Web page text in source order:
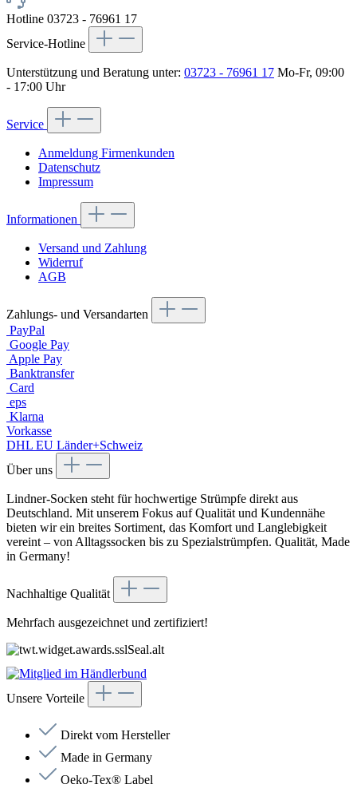
Hotline 03723 - 76961 17
Service-Hotline
Unterstützung und Beratung unter: 03723 - 76961 17 Mo-Fr, 09:00
- 17:00 Uhr
Service
Anmeldung Firmenkunden
Datenschutz
Impressum
Informationen
Versand und Zahlung
Widerruf
AGB
Zahlungs- und Versandarten
PayPal
Google Pay
Apple Pay
Banktransfer
Card
eps
Klarna
Vorkasse
DHL EU Länder+Schweiz
Über uns
Lindner-Socken steht für hochwertige Strümpfe direkt aus
Deutschland. Mit unserem Fokus auf Qualität und Kundennähe
bieten wir ein breites Sortiment, das Komfort und Langlebigkeit
vereint – von Alltagssocken bis zu Spezialstrümpfen. Qualität, Made
in Germany!
Nachhaltige Qualität
Mehrfach ausgezeichnet und zertifiziert!
Unsere Vorteile
Direkt vom Hersteller
Made in Germany
Oeko-Tex® Label